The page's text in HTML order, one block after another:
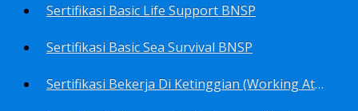
Sertifikasi Basic Life Support BNSP
Sertifikasi Basic Sea Survival BNSP
Sertifikasi Bekerja Di Ketinggian (Working At Height) BNSP